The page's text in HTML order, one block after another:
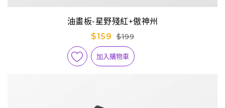
油畫板-星野殘紅+傲神州
$159
$199
加入購物車